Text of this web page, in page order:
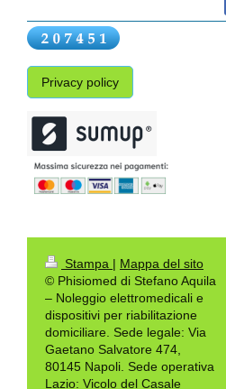
Privacy policy
Stampa | Mappa del sito
© Phisiomed di Stefano Aquila
– Noleggio elettromedicali e
dispositivi per riabilitazione
domiciliare. Sede legale: Via
Gaetano Salvatore 474,
80145 Napoli. Sede operativa
Lazio: Vicolo del Casale